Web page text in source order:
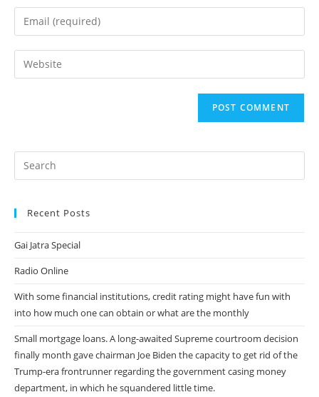
name
comment
Enter
your
email
address
Enter
your
Recent Posts
Gai Jatra Special
Radio Online
With some financial institutions, credit rating might have fun with
into how much one can obtain or what are the monthly
Small mortgage loans. A long-awaited Supreme courtroom decision
finally month gave chairman Joe Biden the capacity to get rid of the
Trump-era frontrunner regarding the government casing money
department, in which he squandered little time.